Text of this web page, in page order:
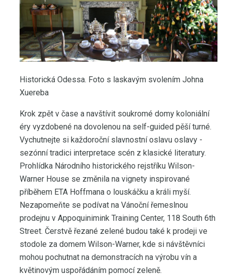
Historická Odessa. Foto s laskavým svolením Johna
Xuereba
Krok zpět v čase a navštívit soukromé domy koloniální
éry vyzdobené na dovolenou na self-guided pěší turné.
Vychutnejte si každoroční slavnostní oslavu oslavy -
sezónní tradici interpretace scén z klasické literatury.
Prohlídka Národního historického rejstříku Wilson-
Warner House se změnila na vignety inspirované
příběhem ETA Hoffmana o louskáčku a králi myší.
Nezapomeňte se podívat na Vánoční řemeslnou
prodejnu v Appoquinimink Training Center, 118 South 6th
Street. Čerstvě řezané zelené budou také k prodeji ve
stodole za domem Wilson-Warner, kde si návštěvníci
mohou pochutnat na demonstracích na výrobu vín a
květinovým uspořádáním pomocí zeleně.